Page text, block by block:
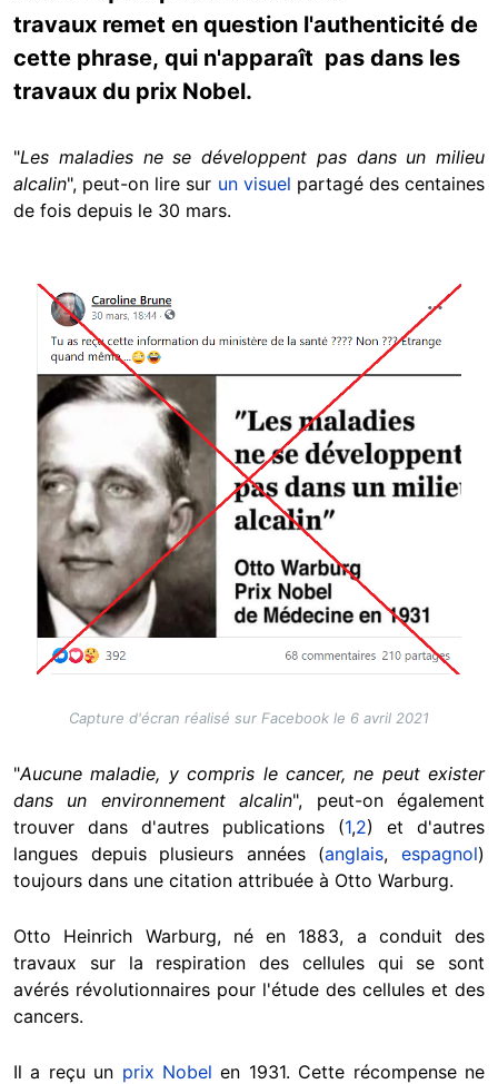
travaux remet en question l'authenticité de
cette phrase, qui n'apparaît pas dans les
travaux du prix Nobel.
"Les maladies ne se développent pas dans un milieu
alcalin", peut-on lire sur un visuel partagé des centaines
de fois depuis le 30 mars.
Image
Capture d'écran réalisé sur Facebook le 6 avril 2021
"Aucune maladie, y compris le cancer, ne peut exister
dans un environnement alcalin", peut-on également
trouver dans d'autres publications (1,2) et d'autres
langues depuis plusieurs années (anglais,espagnol)
toujours dans une citation attribuée à Otto Warburg.
Otto Heinrich Warburg, né en 1883, a conduit des
travaux sur la respiration des cellules qui se sont
avérés révolutionnaires pour l'étude des cellules et des
cancers.
Il a reçu un prix Nobel en 1931. Cette récompense ne